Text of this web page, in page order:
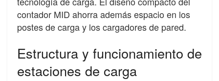
contador MID ahorra además espacio en los
postes de carga y los cargadores de pared.
Estructura y funcionamiento de
estaciones de carga